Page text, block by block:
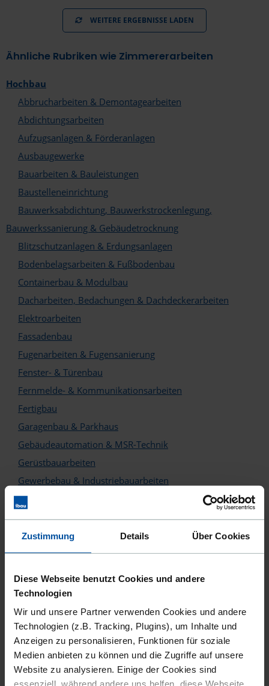
Zustimmung Details Über Cookies
Diese Webseite benutzt Cookies und andere
Technologien
Wir und unsere Partner verwenden Cookies und andere
Technologien (z.B. Tracking, Plugins), um Inhalte und
Anzeigen zu personalisieren, Funktionen für soziale
Medien anbieten zu können und die Zugriffe auf unsere
Website zu analysieren. Einige der Cookies sind
essenziell, während andere uns helfen, diese Webseite
Leipzig
Lemgo
Leverkusen
Lörrach
Lübeck
Ludwigsburg
Ludwigsfelde
Ludwigshafen am Rhein
Lüneburg
Lünen
Magdeburg
Mainz
Mannheim
Marburg
Marl
Mayen
Merzig
Minden
Möchengladbach
Mülheim an der Ruhr
München
Münster
Nauen
WEITERE ERGEBNISSE LADEN
Ähnliche Rubriken wie Zimmererarbeiten
Hochbau
Abbrucharbeiten & Demontagearbeiten
Abdichtungsarbeiten
Aufzugsanlagen & Förderanlagen
Ausbaugewerke
Bauarbeiten & Bauleistungen
Baustelleneinrichtung
Bauwerksabdichtung, Bauwerkstrockenlegung,
Bauwerkssanierung & Gebäudetrocknung
Blitzschutzanlagen & Erdungsanlagen
Bodenbelagsarbeiten & Fußbodenbau
Containerbau & Modulbau
Dacharbeiten, Bedachungen & Dachdeckerarbeiten
Elektroarbeiten
Fassadenbau
Fugenarbeiten & Fugensanierung
Fenster- & Türenbau
Fernmelde- & Kommunikationsarbeiten
Fertigbau
Garagenbau & Parkhaus
Gebäudeautomation & MSR-Technik
Gerüstbauarbeiten
Gewerbebau & Industriebauarbeiten
Glaserarbeiten, Verglasung, Rollladen & Sonnenschutz
Hausbau & Wohnungsbau
Holzbauarbeiten
Isolierungen & Dämmungen
Klempnerarbeiten
Korrosionsschutzarbeiten
Maler- & Lackierarbeiten
Messebau & Messestände
Montagearbeiten
Putz- & Stuckarbeiten